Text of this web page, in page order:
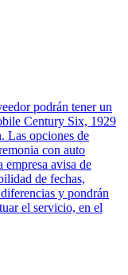
podrán tener un
Century Six, 1929
Las opciones de
con auto
avisa de
de fechas,
y pondrán
el servicio, en el